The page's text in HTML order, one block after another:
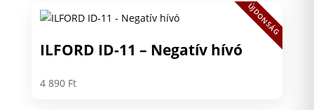
ÚJDONSÁG
ILFORD ID-11 – Negatív hívó
4 890 Ft